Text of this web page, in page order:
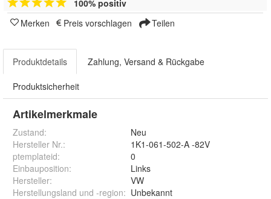
100% positiv
Merken
Preis vorschlagen Teilen
Produktdetails Zahlung, Versand & Rückgabe
Produktsicherheit
Artikelmerkmale
Zustand:
Neu
Hersteller Nr.:
1K1-061-502-A -82V
ptemplateid:
0
Einbauposition:
Links
Hersteller:
VW
Herstellungsland und -region: Unbekannt